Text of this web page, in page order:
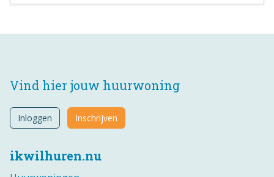
ikwilhuren.nu
Vind hier jouw huurwoning
Inloggen Inschrijven